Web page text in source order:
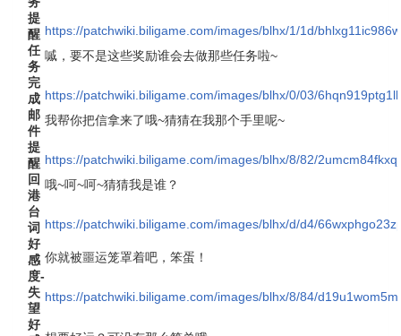
提
醒 https://patchwiki.biligame.com/images/blhx/1/1d/
任
务
完
成
嘁，要不是这些奖励谁会去做那些任务啦~
https://patchwiki.biligame.com/images/blhx/0/03/
邮
件
提
醒
我帮你把信拿来了哦~猜猜在我那个手里呢~
https://patchwiki.biligame.com/images/blhx/8/82/
回
港
台
词
哦~呵~呵~猜猜我是谁？
https://patchwiki.biligame.com/images/blhx/d/d4/
好
感
度-
失
望
你就被噩运笼罩着吧，笨蛋！
https://patchwiki.biligame.com/images/blhx/8/84/
好